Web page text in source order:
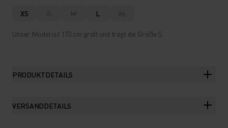
XS S M L XL
Unser Model ist 173 cm groß und trägt die Größe S.
PRODUKTDETAILS
VERSANDDETAILS